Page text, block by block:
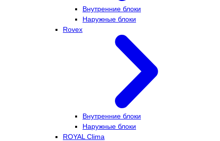
Внутренние блоки
Наружные блоки
Rovex
Внутренние блоки
Наружные блоки
ROYAL Clima